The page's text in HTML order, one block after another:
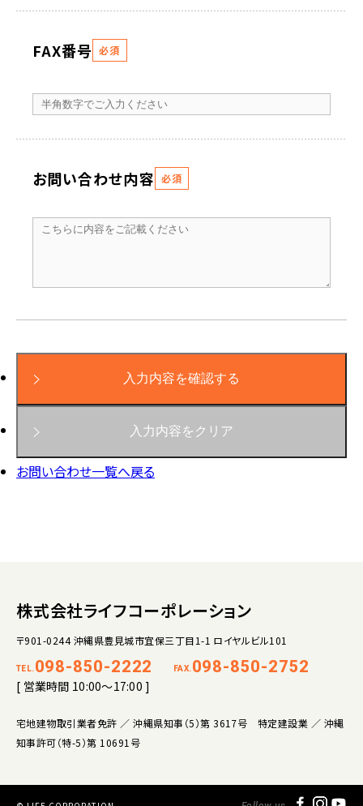
FAX番号 必須
お問い合わせ内容 必須
お問い合わせ一覧へ戻る
株式会社ライフコーポレーション
〒901-0244 沖縄県豊見城市宜保三丁目1-1 ロイヤルビル101
TEL. 098-850-2222 FAX. 098-850-2752
[ 営業時間 10:00～17:00 ]
宅地建物取引業者免許 ／ 沖縄県知事（5）第 3617号 特定建設業 ／ 沖縄
知事許可（特-5）第 10691号